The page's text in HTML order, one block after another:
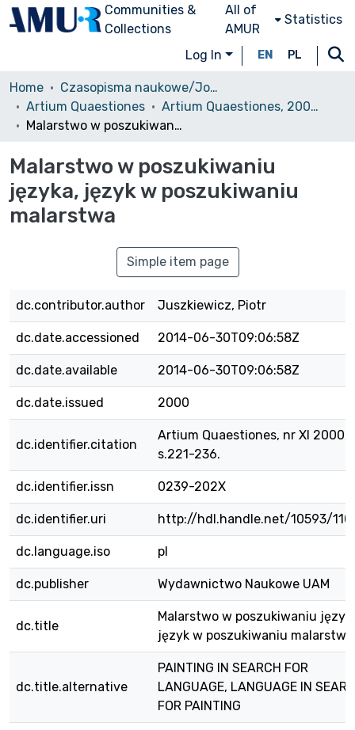
Communities &
Collections
All of
AMUR
Statistics
Log In EN PL
Home
Czasopisma naukowe/Journals
Artium Quaestiones
Artium Quaestiones, 2000, nr XI
Malarstwo w poszukiwaniu języka, język w poszukiwaniu malarstwa
Malarstwo w poszukiwaniu
języka, język w poszukiwaniu
malarstwa
Simple item page
dc.contributor.author Juszkiewicz, Piotr
dc.date.accessioned 2014-06-30T09:06:58Z
dc.date.available 2014-06-30T09:06:58Z
dc.date.issued 2000
dc.identifier.citation
Artium Quaestiones, nr XI 2000,
s.221-236.
dc.identifier.issn 0239-202X
dc.identifier.uri http://hdl.handle.net/10593/
dc.language.iso pl
dc.publisher Wydawnictwo Naukowe UAM
dc.title
Malarstwo w poszukiwaniu
język w poszukiwaniu malarstwa
dc.title.alternative
PAINTING IN SEARCH FOR
LANGUAGE, LANGUAGE IN
FOR PAINTING